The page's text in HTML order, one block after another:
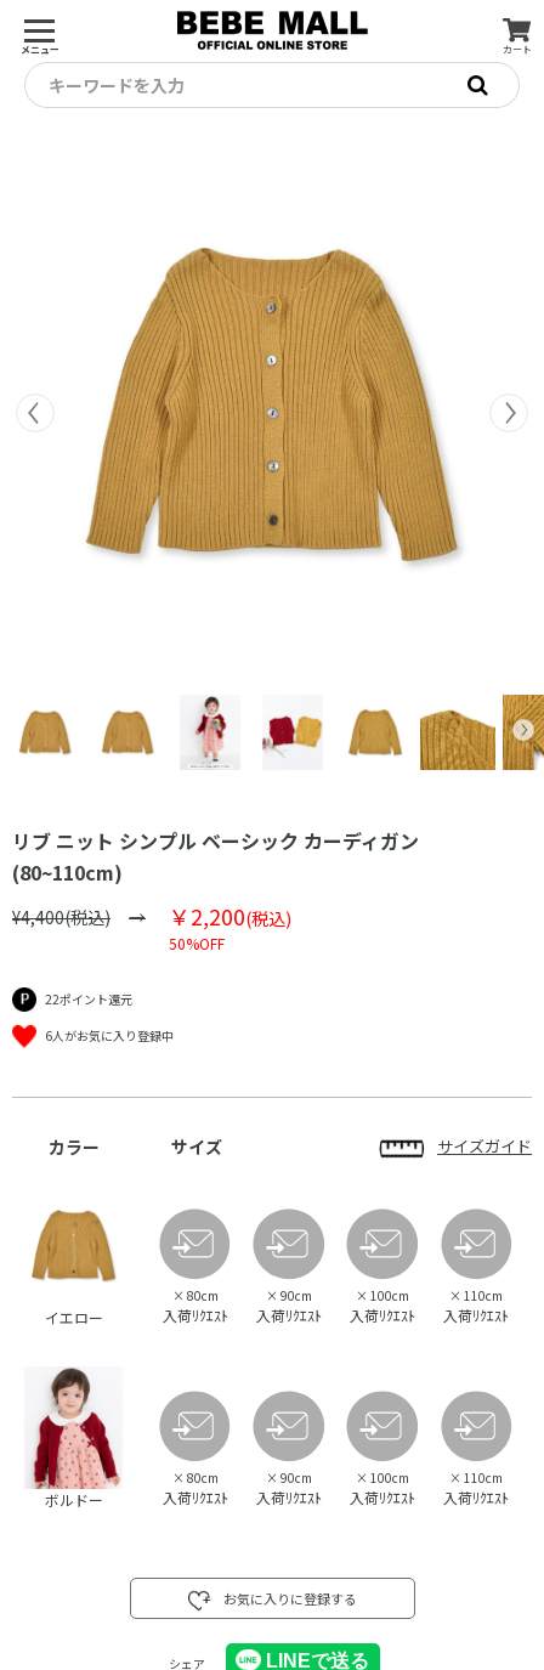
メニュー カート
キーワードを入力
リブ ニット シンプル ベーシック カーディガン
(80~110cm)
¥4,400(税込) ￥2,200(税込)
50%OFF
22ポイント還元
6人がお気に入り登録中
カラー サイズ サイズガイド
イエロー
× 80cm
入荷ﾘｸｴｽﾄ
× 90cm
入荷ﾘｸｴｽﾄ
× 100cm
入荷ﾘｸｴｽﾄ
× 110cm
入荷ﾘｸｴｽﾄ
ボルドー
× 80cm
入荷ﾘｸｴｽﾄ
× 90cm
入荷ﾘｸｴｽﾄ
× 100cm
入荷ﾘｸｴｽﾄ
× 110cm
入荷ﾘｸｴｽﾄ
お気に入りに登録する
シェア